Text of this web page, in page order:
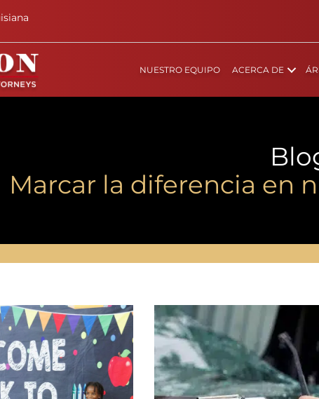
NUESTRO EQUIPO ACERCA DE
Marcar la diferencia en